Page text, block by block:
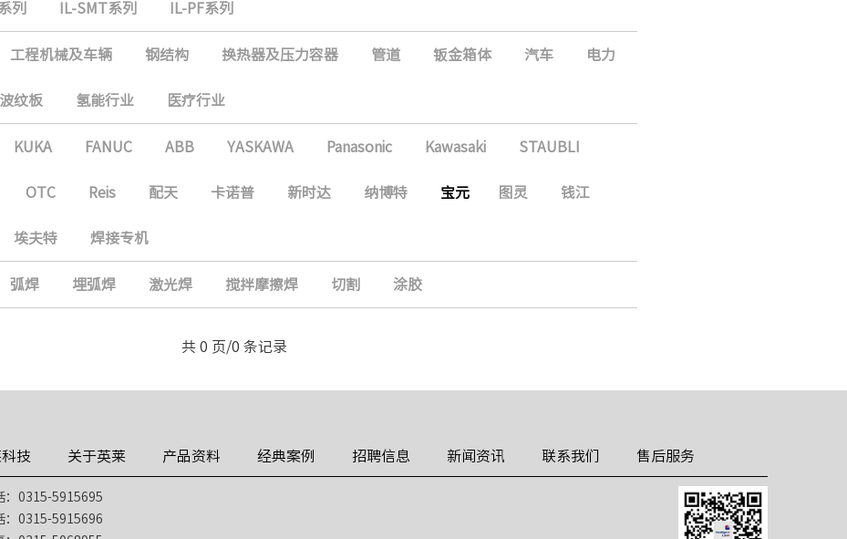
列 IL-SMT系列 IL-PF系列
工程机械及车辆 钢结构 换热器及压力容器 管道 钣金箱体 汽车 电力
纹板 氢能行业 医疗行业
KUKA FANUC ABB YASKAWA Panasonic Kawasaki STAUBLI
OTC Reis 配天 卡诺普 新时达 纳博特 宝元 图灵 钱江
埃夫特 焊接专机
弧焊 埋弧焊 激光焊 搅拌摩擦焊 切割 涂胶
共 0 页/0 条记录
技 关于英莱 产品资料 经典案例 招聘信息 新闻资讯 联系我们 售后服务
：0315-5915695
：0315-5915696